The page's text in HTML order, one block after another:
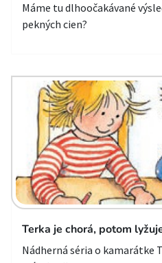
Máme tu dlhoočakávané
pekných cien?
Terka je chorá, potom
Nádherná séria o kamarátke